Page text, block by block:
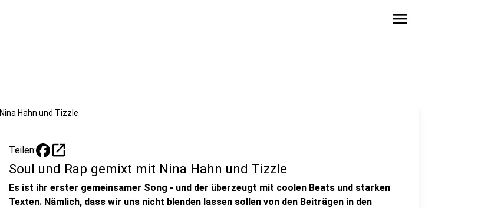
menu
Nina Hahn und Tizzle
Teilen: open_in_new
Soul und Rap gemixt mit Nina Hahn und Tizzle
Es ist ihr erster gemeinsamer Song - und der überzeugt mit coolen Beats und starken
Texten. Nämlich, dass wir uns nicht blenden lassen sollen von den Beiträgen in den